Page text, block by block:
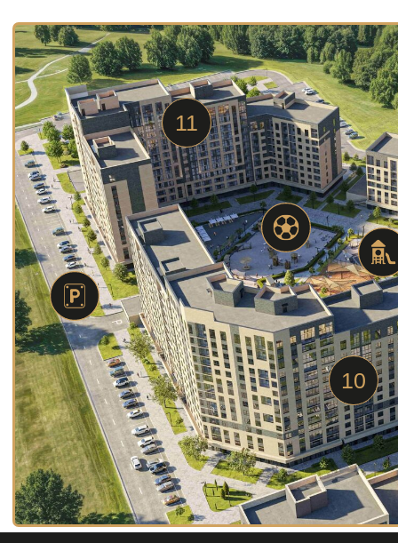
Получить консультацию
Подберем идеальные варианты
под ваши пожелания и бюджет
Получить консультацию
Наличный расчет
Рассчитаем персональную скидку
при оплате наличными
+7(800) 511-56-31
ГАЛЕРЕЯ